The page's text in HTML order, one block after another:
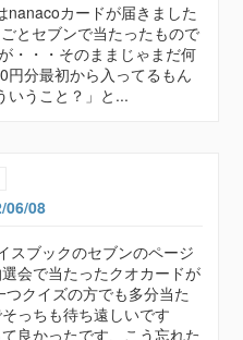
nanacoカードが届きました
とセブンで当たったもので
・・・そのままじゃまだ何
円分最初から入ってるもん
いうこと？」と...
06/08
スブックのセブンのページ
会で当たったクオカードが
クイズの方でも多分当た
っちも待ち遠しいです
良かったです、こう忘れた